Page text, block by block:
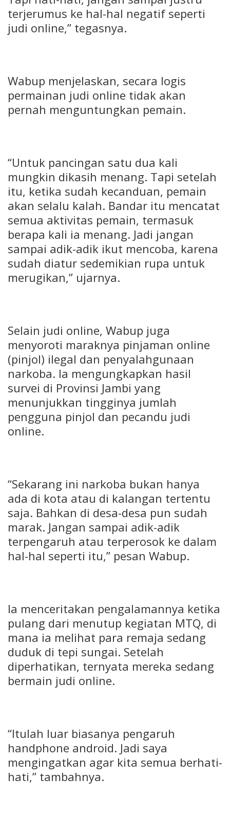
terjerumus ke hal-hal negatif seperti
judi online,” tegasnya.
Wabup menjelaskan, secara logis
permainan judi online tidak akan
pernah menguntungkan pemain.
“Untuk pancingan satu dua kali
mungkin dikasih menang. Tapi setelah
itu, ketika sudah kecanduan, pemain
akan selalu kalah. Bandar itu mencatat
semua aktivitas pemain, termasuk
berapa kali ia menang. Jadi jangan
sampai adik-adik ikut mencoba, karena
sudah diatur sedemikian rupa untuk
merugikan,” ujarnya.
Selain judi online, Wabup juga
menyoroti maraknya pinjaman online
(pinjol) ilegal dan penyalahgunaan
narkoba. Ia mengungkapkan hasil
survei di Provinsi Jambi yang
menunjukkan tingginya jumlah
pengguna pinjol dan pecandu judi
online.
“Sekarang ini narkoba bukan hanya
ada di kota atau di kalangan tertentu
saja. Bahkan di desa-desa pun sudah
marak. Jangan sampai adik-adik
terpengaruh atau terperosok ke dalam
hal-hal seperti itu,” pesan Wabup.
Ia menceritakan pengalamannya ketika
pulang dari menutup kegiatan MTQ, di
mana ia melihat para remaja sedang
duduk di tepi sungai. Setelah
diperhatikan, ternyata mereka sedang
bermain judi online.
“Itulah luar biasanya pengaruh
handphone android. Jadi saya
mengingatkan agar kita semua berhati-
hati,” tambahnya.